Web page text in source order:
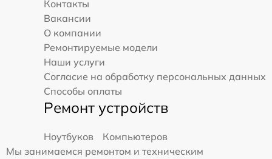
Контакты
Вакансии
О компании
Ремонтируемые модели
Наши услуги
Согласие на обработку персональных данных
Способы оплаты
Ремонт устройств
Ноутбуков
Компьютеров
Мы занимаемся ремонтом и техническим